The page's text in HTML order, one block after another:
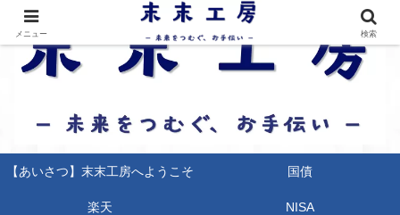
【あいさつ】末末工房へようこそ 国債
楽天 NISA
メニュー 検索